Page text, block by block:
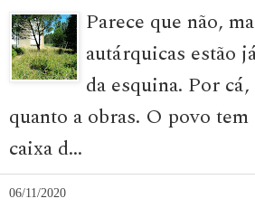
Parece que não,
autárquicas estão
da esquina. Por
quanto a obras. O povo
caixa d...
06/11/2020